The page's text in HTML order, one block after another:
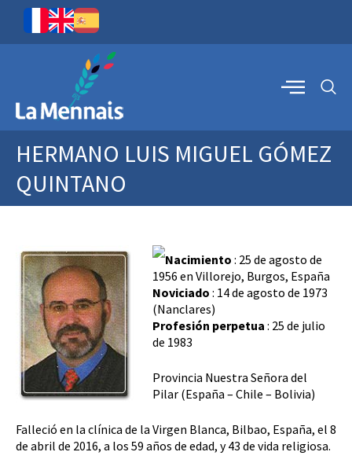
HERMANO LUIS MIGUEL GÓMEZ
QUINTANO
Nacimiento : 25 de agosto de
1956 en Villorejo, Burgos, España
Noviciado : 14 de agosto de 1973
(Nanclares)
Profesión perpetua : 25 de julio
de 1983
Provincia Nuestra Señora del
Pilar (España – Chile – Bolivia)
Falleció en la clínica de la Virgen Blanca, Bilbao, España, el 8
de abril de 2016, a los 59 años de edad, y 43 de vida religiosa.